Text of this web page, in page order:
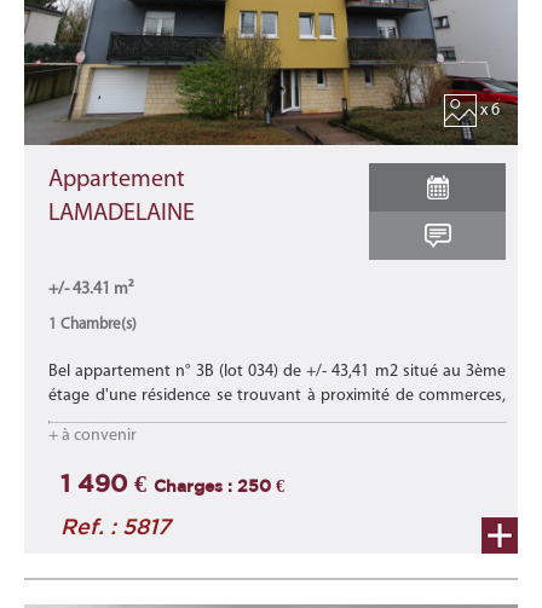
x 6
Appartement
LAMADELAINE
+/- 43.41 m²
1 Chambre(s)
Bel appartement n° 3B (lot 034) de +/- 43,41 m2 situé au 3ème
étage d'une résidence se trouvant à proximité de commerces,
d'écoles, des transports en commun et proche des axes
autoroutiers.
+ à convenir
1 490 € Charges : 250 €
Ref. : 5817